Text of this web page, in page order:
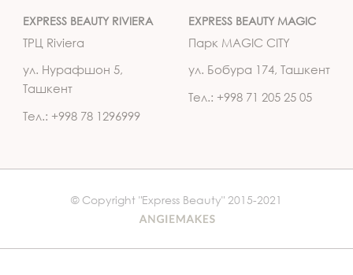
EXPRESS BEAUTY RIVIERA
ТРЦ Riviera
ул. Нурафшон 5,
Ташкент
Тел.: +998 78 1296999
EXPRESS BEAUTY MAGIC
Парк MAGIC CITY
ул. Бобура 174, Ташкент
Тел.: +998 71 205 25 05
© Copyright "Express Beauty" 2015-2021